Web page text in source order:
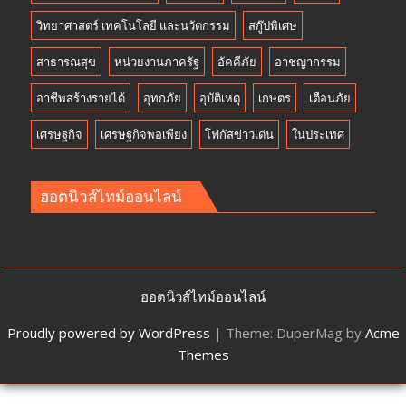
วิทยาศาสตร์ เทคโนโลยี และนวัตกรรม สกู๊ปพิเศษ
สาธารณสุข หน่วยงานภาครัฐ อัคคีภัย อาชญากรรม
อาชีพสร้างรายได้ อุทกภัย อุบัติเหตุ เกษตร เตือนภัย
เศรษฐกิจ เศรษฐกิจพอเพียง โฟกัสข่าวเด่น ในประเทศ
ฮอตนิวส์ไทม์ออนไลน์
ฮอตนิวส์ไทม์ออนไลน์
Proudly powered by WordPress | Theme: DuperMag by Acme
Themes